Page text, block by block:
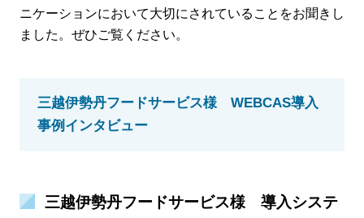
ニケーションにおいて大切にされていることをお聞きし
ました。ぜひご覧ください。
三越伊勢丹フードサービス様 WEBCAS導入
事例インタビュー
三越伊勢丹フードサービス様 導入システ